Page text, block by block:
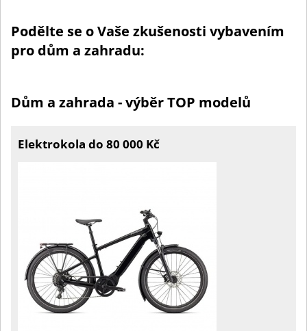
Podělte se o Vaše zkušenosti vybavením
pro dům a zahradu:
Dům a zahrada - výběr TOP modelů
Elektrokola do 80 000 Kč